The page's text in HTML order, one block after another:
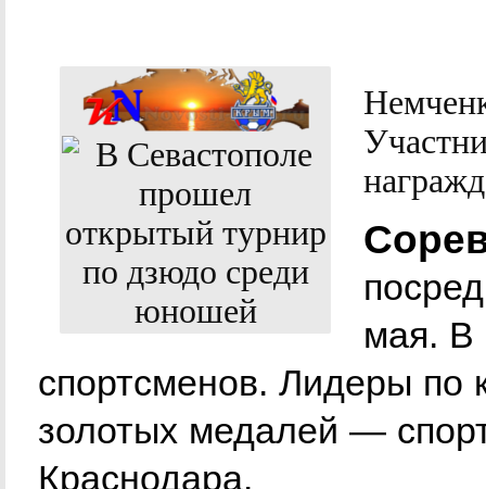
мая. В
спортсменов. Лидеры по
золотых медалей —
Краснодара.